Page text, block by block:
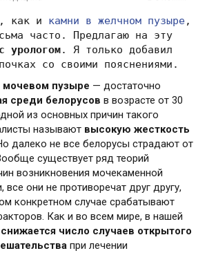
как и камни в желчном пузыре,
часто. Предлагаю на эту
урологом. Я только добавил
со своими пояснениями.
мочевом пузыре — достаточно
среди белорусов в возрасте от 30
из основных причин такого
называют высокую жесткость
далеко не все белорусы страдают от
существует ряд теорий
возникновения мочекаменной
все они не противоречат друг другу,
конкретном случае срабатывают
Как и во всем мире, в нашей
снижается число случаев открытого
при лечении